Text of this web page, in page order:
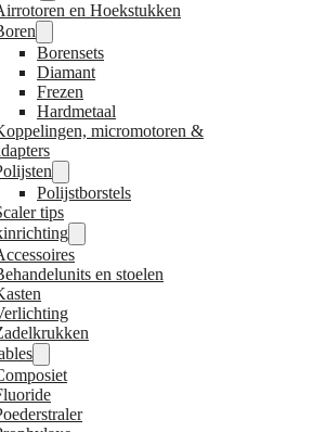
en Hoekstukken
Borensets
Diamant
Frezen
Hardmetaal
micromotoren &
Polijstborstels
tips
en stoelen